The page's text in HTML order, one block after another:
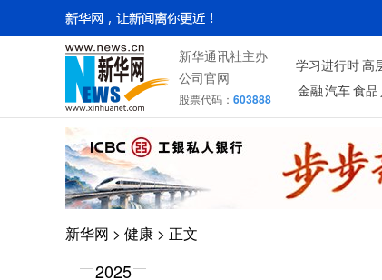
新华通讯社主办
公司官网
股票代码： 603888
学习进行时 高
金融 汽车 食品
新华网 > 健康 > 正文
2025